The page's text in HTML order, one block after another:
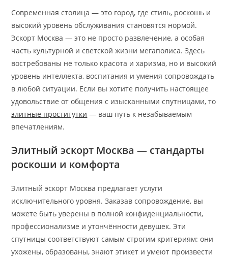
Современная столица — это город, где стиль, роскошь и
высокий уровень обслуживания становятся нормой.
Эскорт Москва — это не просто развлечение, а особая
часть культурной и светской жизни мегаполиса. Здесь
востребованы не только красота и харизма, но и высокий
уровень интеллекта, воспитания и умения сопровождать
в любой ситуации. Если вы хотите получить настоящее
удовольствие от общения с изысканными спутницами, то
элитные проститутки — ваш путь к незабываемым
впечатлениям.
Элитный эскорт Москва — стандарты
роскоши и комфорта
Элитный эскорт Москва предлагает услуги
исключительного уровня. Заказав сопровождение, вы
можете быть уверены в полной конфиденциальности,
профессионализме и утончённости девушек. Эти
спутницы соответствуют самым строгим критериям: они
ухожены, образованы, знают этикет и умеют произвести